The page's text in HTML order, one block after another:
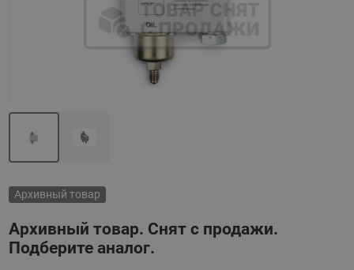
Архивный товар
Архивный товар. Снят с продажи.
Подберите аналог.